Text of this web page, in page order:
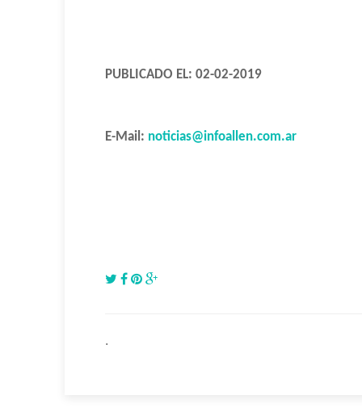
PUBLICADO EL: 02-02-2019
E-Mail: noticias@infoallen.com.ar
.